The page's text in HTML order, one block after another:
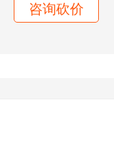
咨询砍价